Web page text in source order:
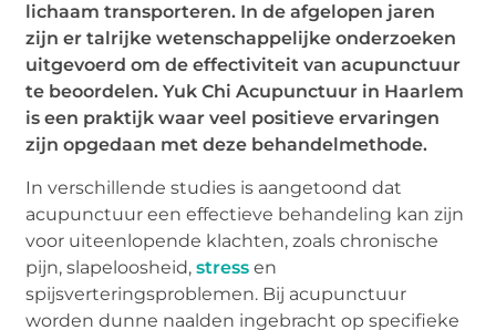
lichaam transporteren. In de afgelopen jaren
zijn er talrijke wetenschappelijke onderzoeken
uitgevoerd om de effectiviteit van acupunctuur
te beoordelen. Yuk Chi Acupunctuur in Haarlem
is een praktijk waar veel positieve ervaringen
zijn opgedaan met deze behandelmethode.
In verschillende studies is aangetoond dat
acupunctuur een effectieve behandeling kan zijn
voor uiteenlopende klachten, zoals chronische
pijn, slapeloosheid,stress en
spijsverteringsproblemen. Bij acupunctuur
worden dunne naalden ingebracht op specifieke